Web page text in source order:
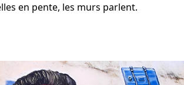
en pente, les murs parlent.